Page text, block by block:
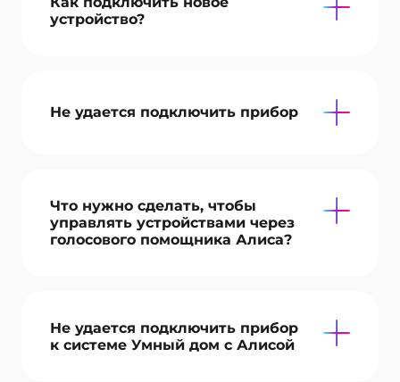
устройство?
Не удается подключить прибор
Что нужно сделать, чтобы
управлять устройствами через
голосового помощника Алиса?
Не удается подключить прибор
к системе Умный дом с Алисой